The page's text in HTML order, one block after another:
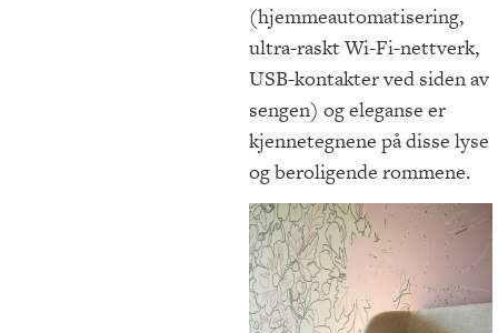
(hjemmeautomatisering,
ultra-raskt Wi-Fi-nettverk,
USB-kontakter ved siden av
sengen) og eleganse er
kjennetegnene på disse lyse
og beroligende rommene.